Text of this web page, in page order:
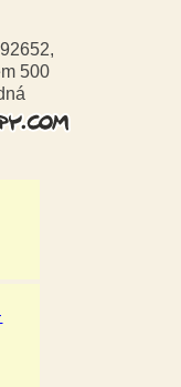
500